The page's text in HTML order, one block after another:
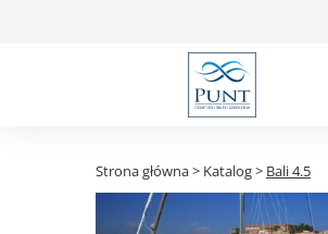
Strona główna> Katalog> Bali 4.5